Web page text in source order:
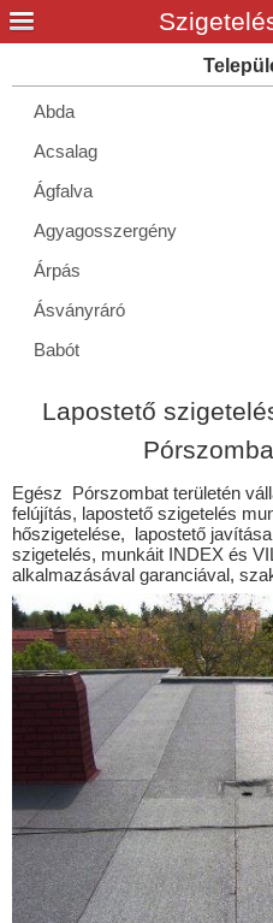
Abda
Acsalag
Ágfalva
Agyagosszergény
Árpás
Ásványráró
Babót
Bakonypéterd
Beled
Bezenye
Bezi
Böde
Bogád
Botpalád
Botykapeterd
Bózsva
Cakóháza
Cirák
Csáfordjánosfa
Lapostető
Egész Pórszombat területén
felújítás, lapostető szigetelés
hőszigetelése, lapostető
szigetelés, munkáit INDEX és
alkalmazásával garanciával,